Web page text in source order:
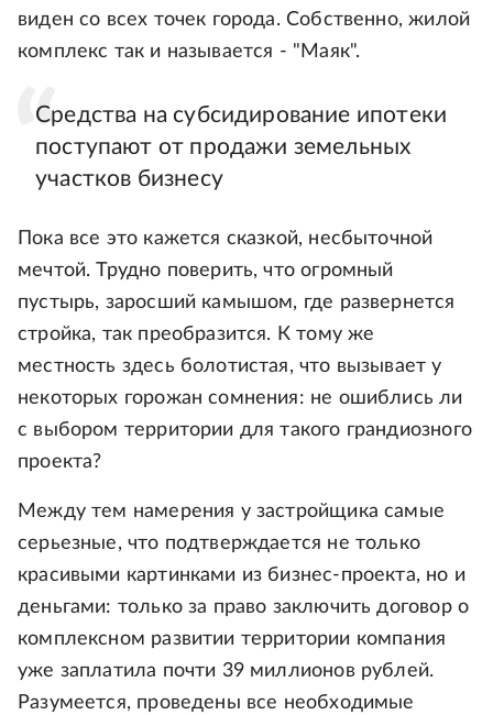
виден со всех точек города. Собственно, жилой
комплекс так и называется - "Маяк".
Средства на субсидирование ипотеки
поступают от продажи земельных
участков бизнесу
Пока все это кажется сказкой, несбыточной
мечтой. Трудно поверить, что огромный
пустырь, заросший камышом, где развернется
стройка, так преобразится. К тому же
местность здесь болотистая, что вызывает у
некоторых горожан сомнения: не ошиблись ли
с выбором территории для такого грандиозного
проекта?
Между тем намерения у застройщика самые
серьезные, что подтверждается не только
красивыми картинками из бизнес-проекта, но и
деньгами: только за право заключить договор о
комплексном развитии территории компания
уже заплатила почти 39 миллионов рублей.
Разумеется, проведены все необходимые